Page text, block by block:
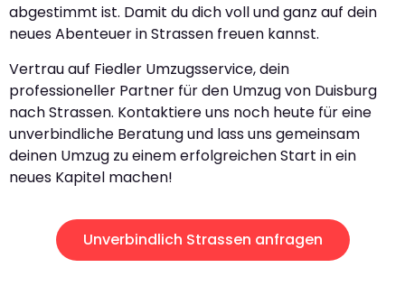
abgestimmt ist. Damit du dich voll und ganz auf dein
neues Abenteuer in Strassen freuen kannst.
Vertrau auf Fiedler Umzugsservice, dein
professioneller Partner für den Umzug von Duisburg
nach Strassen. Kontaktiere uns noch heute für eine
unverbindliche Beratung und lass uns gemeinsam
deinen Umzug zu einem erfolgreichen Start in ein
neues Kapitel machen!
Unverbindlich Strassen anfragen